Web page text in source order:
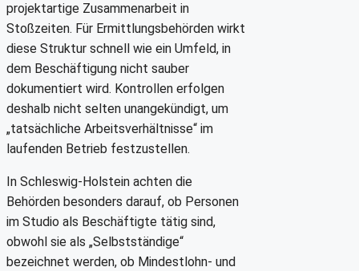
projektartige Zusammenarbeit in
Stoßzeiten. Für Ermittlungsbehörden wirkt
diese Struktur schnell wie ein Umfeld, in
dem Beschäftigung nicht sauber
dokumentiert wird. Kontrollen erfolgen
deshalb nicht selten unangekündigt, um
„tatsächliche Arbeitsverhältnisse“ im
laufenden Betrieb festzustellen.
In Schleswig-Holstein achten die
Behörden besonders darauf, ob Personen
im Studio als Beschäftigte tätig sind,
obwohl sie als „Selbstständige“
bezeichnet werden, ob Mindestlohn- und